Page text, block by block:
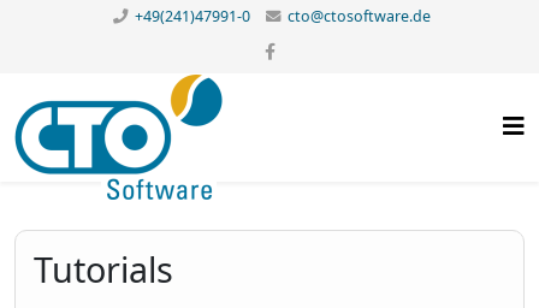
+49(241)47991-0 cto@ctosoftware.de
Tutorials